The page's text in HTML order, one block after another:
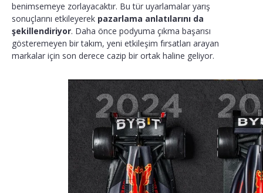
benimsemeye zorlayacaktır. Bu tür uyarlamalar yarış
sonuçlarını etkileyerek pazarlama anlatılarını da
şekillendiriyor. Daha önce podyuma çıkma başarısı
gösteremeyen bir takım, yeni etkileşim fırsatları arayan
markalar için son derece cazip bir ortak haline geliyor.